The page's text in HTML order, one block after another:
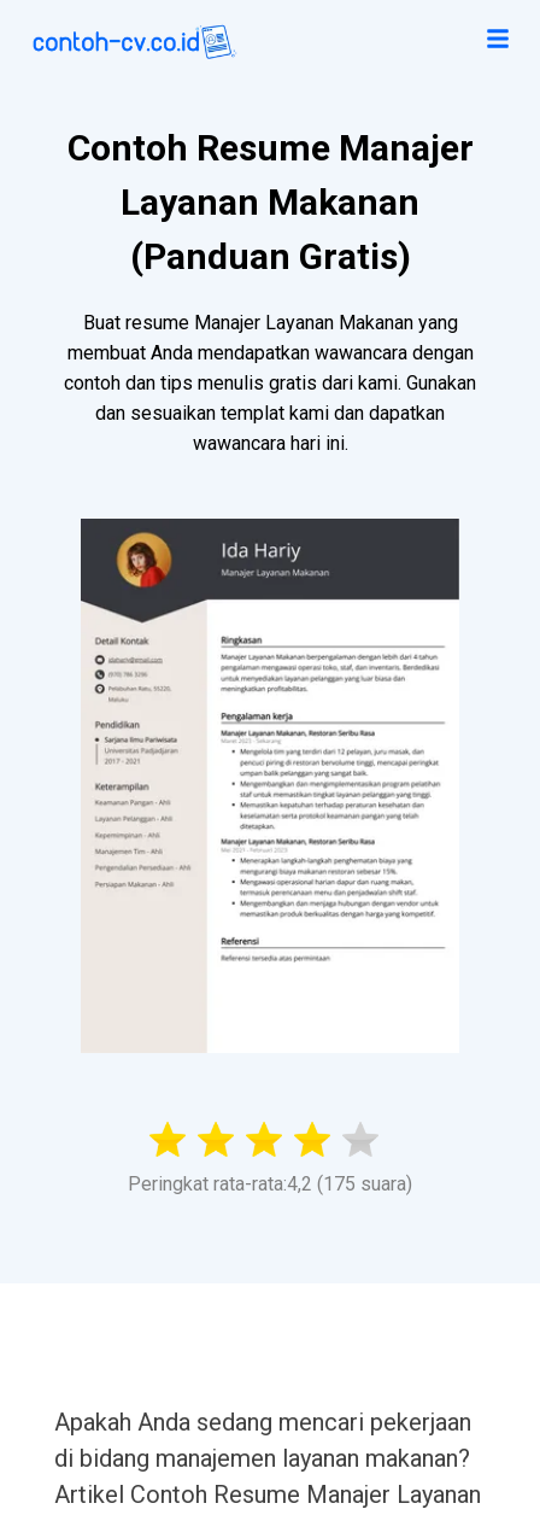
Contoh Resume Manajer
Layanan Makanan
(Panduan Gratis)
Buat resume Manajer Layanan Makanan yang
membuat Anda mendapatkan wawancara dengan
contoh dan tips menulis gratis dari kami. Gunakan
dan sesuaikan templat kami dan dapatkan
wawancara hari ini.
Peringkat rata-rata:4,2 (175 suara)
Apakah Anda sedang mencari pekerjaan
di bidang manajemen layanan makanan?
Artikel Contoh Resume Manajer Layanan